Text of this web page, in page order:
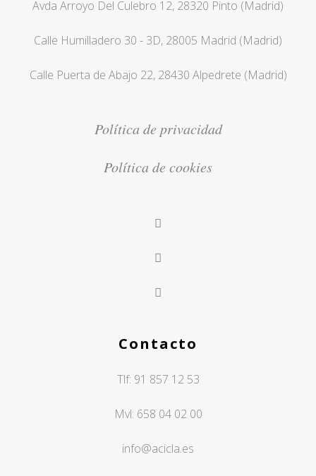
Avda Arroyo Del Culebro 12, 28320 Pinto (Madrid)
Calle Humilladero 30 - 3D, 28005 Madrid (Madrid)
Calle Puerta de Abajo 22, 28430 Alpedrete (Madrid)
Política de privacidad
Política de cookies
Contacto
Tlf: 91 857 12 53
Mvl: 658 04 02 00
info@acicla.es